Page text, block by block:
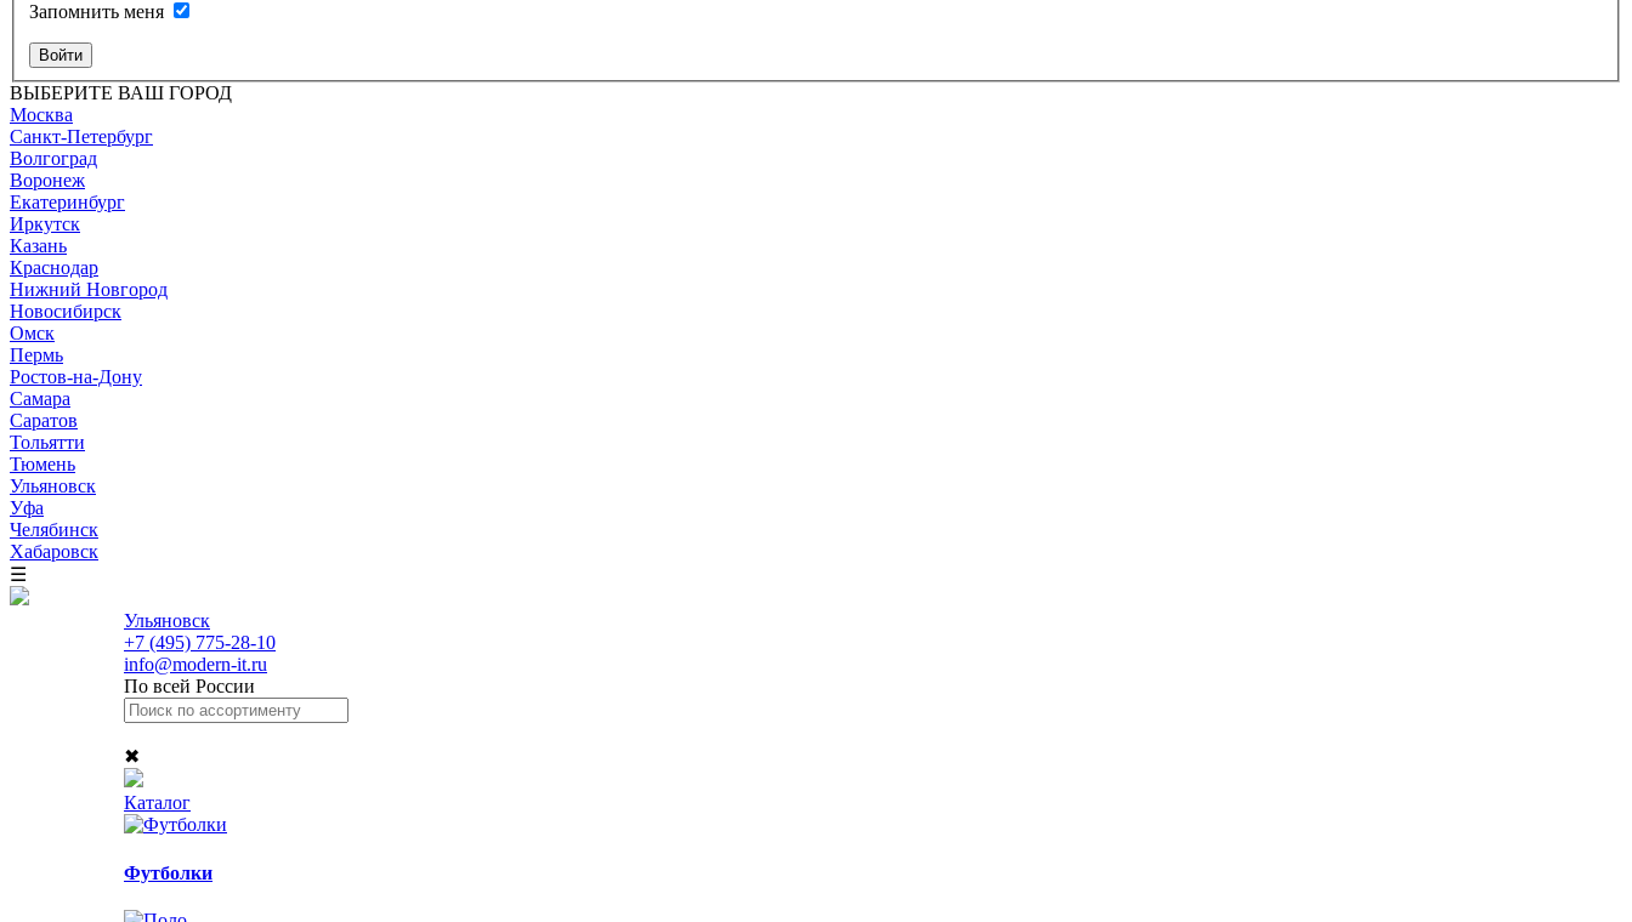
Запомнить меня
Войти
ВЫБЕРИТЕ ВАШ ГОРОД
Москва
Санкт-Петербург
Волгоград
Воронеж
Екатеринбург
Иркутск
Казань
Краснодар
Нижний Новгород
Новосибирск
Омск
Пермь
Ростов-на-Дону
Самара
Саратов
Тольятти
Тюмень
Ульяновск
Уфа
Челябинск
Хабаровск
☰
Ульяновск
+7 (495) 775-28-10
info@modern-it.ru
По всей России
✖
Каталог
Футболки